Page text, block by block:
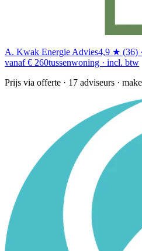
A. Kwak Energie Advies4,9 ★ (36)
vanaf € 260tussenwoning · incl. btw
Prijs via offerte · 17 adviseurs ·